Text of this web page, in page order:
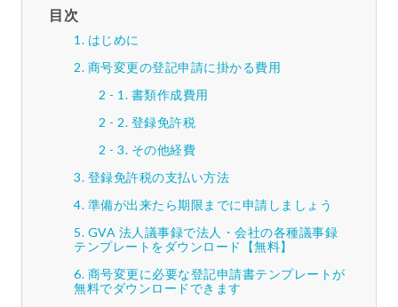
目次
はじめに
商号変更の登記申請に掛かる費用
書類作成費用
登録免許税
その他経費
登録免許税の支払い方法
準備が出来たら期限までに申請しましょう
GVA 法人議事録で法人・会社の各種議事録
テンプレートをダウンロード【無料】
商号変更に必要な登記申請書テンプレートが
無料でダウンロードできます